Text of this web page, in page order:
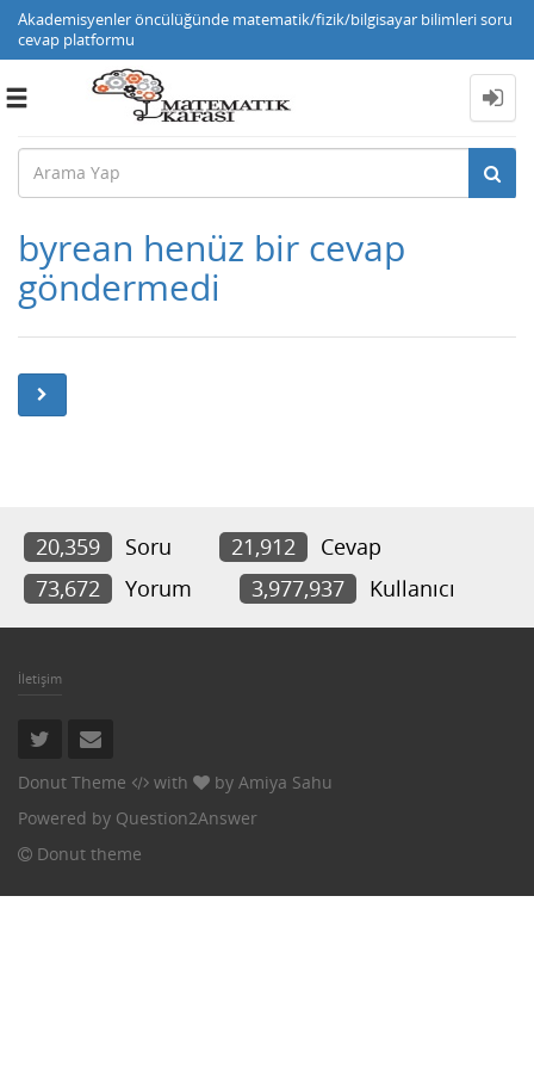
Akademisyenler öncülüğünde matematik/fizik/bilgisayar bilimleri soru
cevap platformu
Toggle
byrean henüz bir cevap
göndermedi
20,359 Soru 21,912
Cevap
73,672
Yorum 3,977,937 Kullanıcı
İletişim
Donut Theme with by Amiya Sahu
Powered by Question2Answer
Donut theme